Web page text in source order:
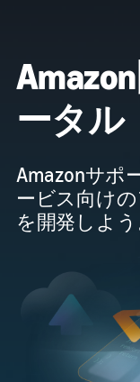
ータル
Amazonサポ
ービス向け
を開発しよう